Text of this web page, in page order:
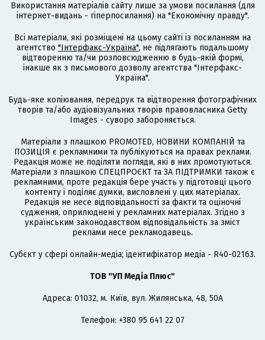
Використання матеріалів сайту лише за умови посилання (для
інтернет-видань - гіперпосилання) на "Економічну правду".
Всі матеріали, які розміщені на цьому сайті із посиланням на
агентство "Інтерфакс-Україна", не підлягають подальшому
відтворенню та/чи розповсюдженню в будь-якій формі,
інакше як з письмового дозволу агентства "Інтерфакс-
Україна".
Будь-яке копіювання, передрук та відтворення фотографічних
творів та/або аудіовізуальних творів правовласника Getty
Images - суворо забороняється.
Матеріали з плашкою PROMOTED, НОВИНИ КОМПАНІЙ та
ПОЗИЦІЯ є рекламними та публікуються на правах реклами.
Редакція може не поділяти погляди, які в них промотуються.
Матеріали з плашкою СПЕЦПРОЄКТ та ЗА ПІДТРИМКИ також є
рекламними, проте редакція бере участь у підготовці цього
контенту і поділяє думки, висловлені у цих матеріалах.
Редакція не несе відповідальності за факти та оціночні
судження, оприлюднені у рекламних матеріалах. Згідно з
українським законодавством відповідальність за зміст
реклами несе рекламодавець.
Cубєкт у сфері онлайн-медіа; ідентифікатор медіа - R40-02163.
ТОВ "УП Медіа Плюс"
Адреса: 01032, м. Київ, вул. Жилянська, 48, 50А
Телефон: +380 95 641 22 07